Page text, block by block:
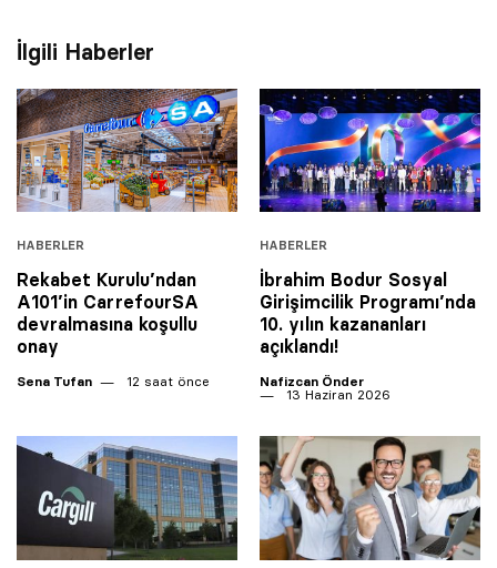
İlgili Haberler
HABERLER
Rekabet Kurulu’ndan
A101’in CarrefourSA
devralmasına koşullu
onay
Sena Tufan 12 saat önce
HABERLER
İbrahim Bodur Sosyal
Girişimcilik Programı’nda
10. yılın kazananları
açıklandı!
Nafizcan Önder
13 Haziran 2026